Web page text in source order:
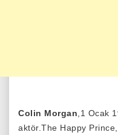
Colin Morgan ,1 Ocak
aktör.The Happy